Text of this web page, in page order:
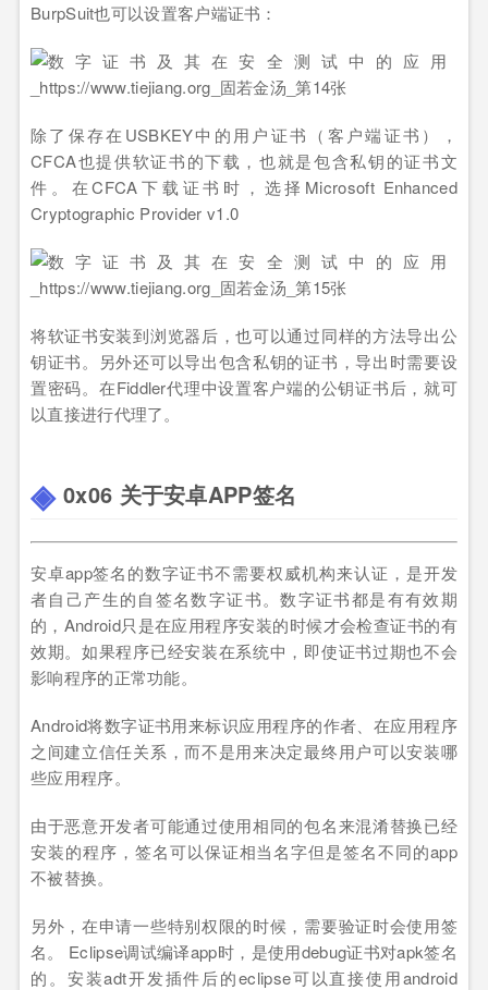
BurpSuit也可以设置客户端证书：
除了保存在USBKEY中的用户证书（客户端证书），
CFCA也提供软证书的下载，也就是包含私钥的证书文
件。在CFCA下载证书时，选择Microsoft Enhanced
Cryptographic Provider v1.0
将软证书安装到浏览器后，也可以通过同样的方法导出公
钥证书。另外还可以导出包含私钥的证书，导出时需要设
置密码。在Fiddler代理中设置客户端的公钥证书后，就可
以直接进行代理了。
0x06 关于安卓APP签名
安卓app签名的数字证书不需要权威机构来认证，是开发
者自己产生的自签名数字证书。数字证书都是有有效期
的，Android只是在应用程序安装的时候才会检查证书的有
效期。如果程序已经安装在系统中，即使证书过期也不会
影响程序的正常功能。
Android将数字证书用来标识应用程序的作者、在应用程序
之间建立信任关系，而不是用来决定最终用户可以安装哪
些应用程序。
由于恶意开发者可能通过使用相同的包名来混淆替换已经
安装的程序，签名可以保证相当名字但是签名不同的app
不被替换。
另外，在申请一些特别权限的时候，需要验证时会使用签
名。 Eclipse调试编译app时，是使用debug证书对apk签名
的。安装adt开发插件后的eclipse可以直接使用android